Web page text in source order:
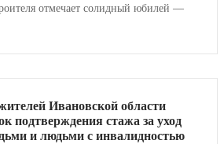
отмечает солидный юбилей —
Ивановской области
подтверждения стажа за уход
и людьми с инвалидностью